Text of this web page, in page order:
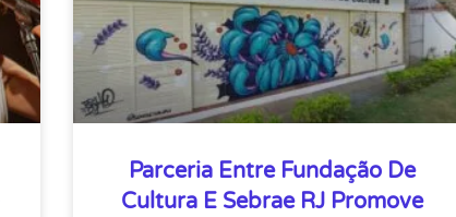
Parceria Entre Fundação De
Cultura E Sebrae RJ Promove